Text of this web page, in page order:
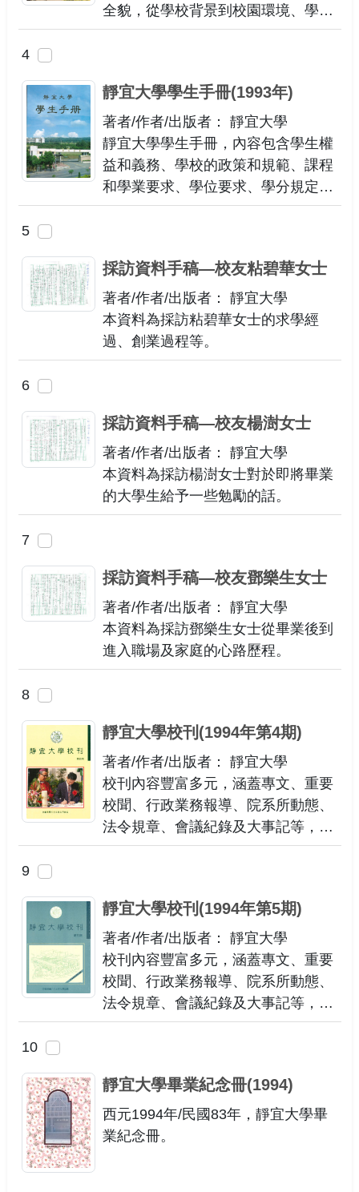
全貌，從學校背景到校園環境、學校
組織規章跟各系簡介、相關統計資料
了解學校過去發展的學生和教職員
工，都可以從這本書中獲得有價值的
資訊。
4
靜宜大學學生手冊(1993年)
著者/作者/出版者： 靜宜大學
靜宜大學學生手冊，內容包含學生權
益和義務、學校的政策和規範、課程
和學業要求、學位要求、學分規定、
選課流程等相關信息、學費和費用、
5
採訪資料手稿—校友粘碧華女士
著者/作者/出版者： 靜宜大學
本資料為採訪粘碧華女士的求學經
過、創業過程等。
6
採訪資料手稿—校友楊澍女士
著者/作者/出版者： 靜宜大學
本資料為採訪楊澍女士對於即將畢業
的大學生給予一些勉勵的話。
7
採訪資料手稿—校友鄧樂生女士
著者/作者/出版者： 靜宜大學
本資料為採訪鄧樂生女士從畢業後到
進入職場及家庭的心路歷程。
8
靜宜大學校刊(1994年第4期)
著者/作者/出版者： 靜宜大學
校刊內容豐富多元，涵蓋專文、重要
校聞、行政業務報導、院系所動態、
法令規章、會議紀錄及大事記等，提
供讀者全面深入的校園資訊。
9
靜宜大學校刊(1994年第5期)
著者/作者/出版者： 靜宜大學
校刊內容豐富多元，涵蓋專文、重要
校聞、行政業務報導、院系所動態、
法令規章、會議紀錄及大事記等，提
供讀者全面深入的校園資訊。
10
靜宜大學畢業紀念冊(1994)
西元1994年/民國83年，靜宜大學畢
業紀念冊。